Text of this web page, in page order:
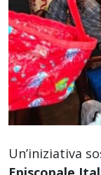
Un’iniziativa